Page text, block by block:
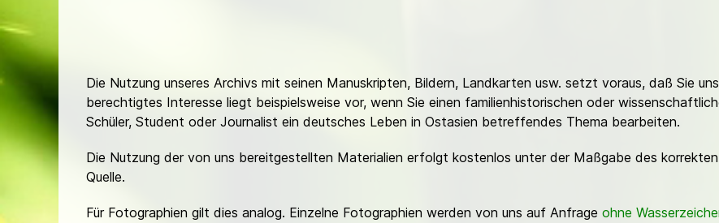
Die Nutzung unseres Archivs mit seinen Manuskripten, Bildern, Landkarten usw. setzt voraus, daß Sie
berechtigtes Interesse liegt beispielsweise vor, wenn Sie einen familienhistorischen oder
Schüler, Student oder Journalist ein deutsches Leben in Ostasien betreffendes Thema bearbeiten.
Die Nutzung der von uns bereitgestellten Materialien erfolgt kostenlos unter der Maßgabe des
Quelle.
Für Fotographien gilt dies analog. Einzelne Fotographien werden von uns auf Anfrage ohne